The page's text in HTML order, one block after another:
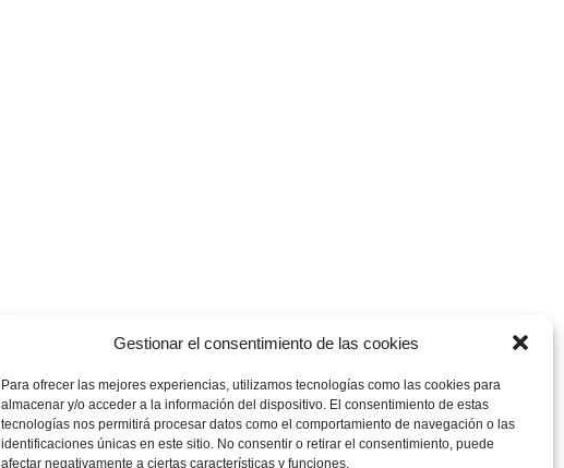
Gestionar el consentimiento de las cookies
Para ofrecer las mejores experiencias, utilizamos tecnologías como las cookies para
almacenar y/o acceder a la información del dispositivo. El consentimiento de estas
tecnologías nos permitirá procesar datos como el comportamiento de navegación o las
identificaciones únicas en este sitio. No consentir o retirar el consentimiento, puede
afectar negativamente a ciertas características y funciones.